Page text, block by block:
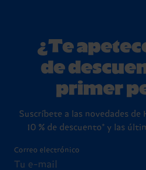
¿Te
de
primer
Suscríbete a las novedades de
10 % de descuento* y las
Correo electrónico